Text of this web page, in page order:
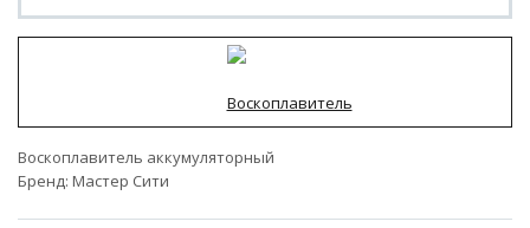
Воскоплавитель аккумуляторный
Бренд: Мастер Сити